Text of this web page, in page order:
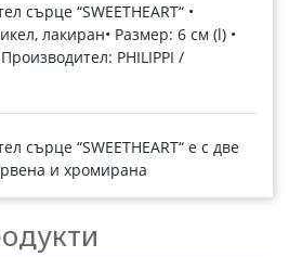
сърце “SWEETHEART“ •
лакиран• Размер: 6 см (l) •
PHILIPPI /
сърце “SWEETHEART“ е с две
и хромирана